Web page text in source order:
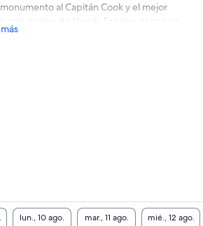
al Capitán Cook y el mejor
marino de Hawái. Esnórquel con un
iris de peces tropicales entre hermosos
lun., 10 ago. mar., 11 ago. mié., 12 ago.